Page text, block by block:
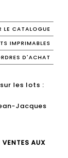
LE CATALOGUE
IMPRIMABLES
D'ACHAT
les lots :
Jacques
AUX